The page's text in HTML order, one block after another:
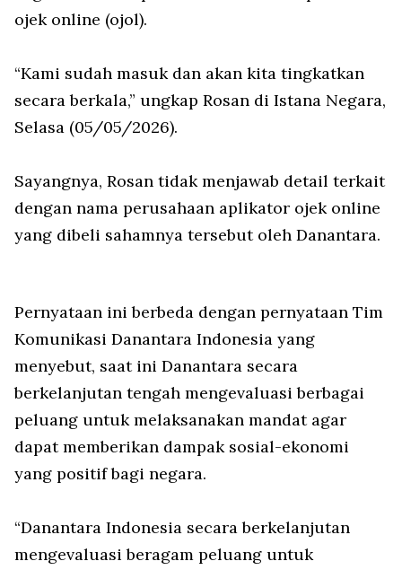
ojek online (ojol).
“Kami sudah masuk dan akan kita tingkatkan
secara berkala,” ungkap Rosan di Istana Negara,
Selasa (05/05/2026).
Sayangnya, Rosan tidak menjawab detail terkait
dengan nama perusahaan aplikator ojek online
yang dibeli sahamnya tersebut oleh Danantara.
Pernyataan ini berbeda dengan pernyataan Tim
Komunikasi Danantara Indonesia yang
menyebut, saat ini Danantara secara
berkelanjutan tengah mengevaluasi berbagai
peluang untuk melaksanakan mandat agar
dapat memberikan dampak sosial-ekonomi
yang positif bagi negara.
“Danantara Indonesia secara berkelanjutan
mengevaluasi beragam peluang untuk